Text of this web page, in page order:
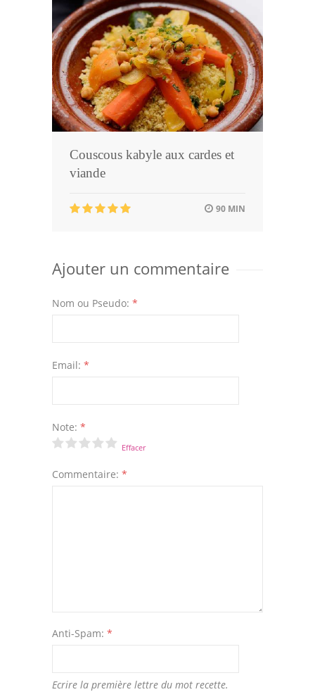
Couscous kabyle aux cardes et
viande
90 MIN
Ajouter un commentaire
Nom ou Pseudo: *
Email: *
Note: *
Effacer
Commentaire: *
Anti-Spam: *
Ecrire la première lettre du mot recette.